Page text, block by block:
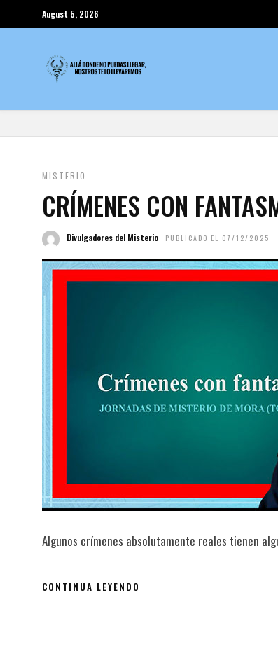
August 5, 2026
MISTERIO
CRÍMENES CON
Divulgadores del Misterio PUBLICADO EL 07/12/2025
Algunos crímenes absolutamente reales tienen
CONTINUA LEYENDO